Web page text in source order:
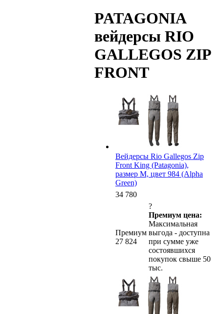
PATAGONIA
вейдерсы RIO
GALLEGOS ZIP
FRONT
Вейдерсы Rio Gallegos Zip
Front King (Patagonia),
размер M, цвет 984 (Alpha
Green)
34 780
Премиум
27 824
?
Премиум цена:
Максимальная
выгода - доступна
при сумме уже
состоявшихся
покупок свыше 50
тыс.